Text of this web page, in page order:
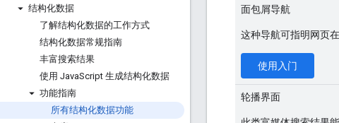
结构化数据
了解结构化数据的工作方式
结构化数据常规指南
丰富搜索结果
使用 JavaScript 生成结构化数据
功能指南
所有结构化数据功能
面包屑导航
这种导航可指明网页
使用入门
轮播界面